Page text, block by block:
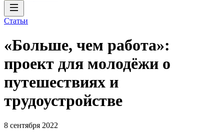
Статьи
«Больше, чем работа»:
проект для молодёжи о
путешествиях и
трудоустройстве
8 сентября 2022